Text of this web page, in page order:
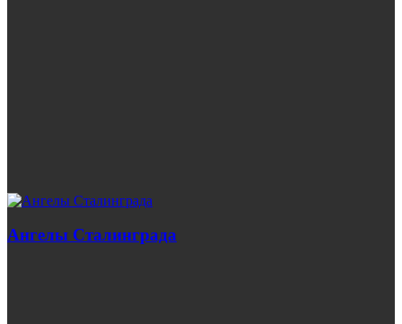
Ангелы Сталинграда